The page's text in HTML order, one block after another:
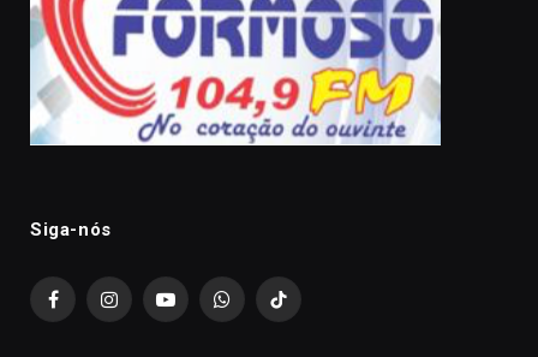
Siga-nós
FacebookInstagramYouTubeWhatsAppTikTok